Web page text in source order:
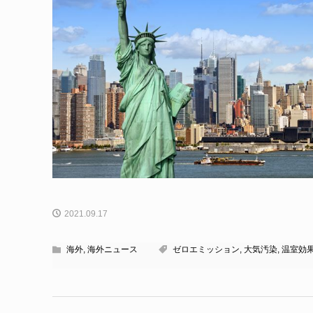
2021.09.17
海外, 海外ニュース ゼロエミッション, 大気汚染, 温室効